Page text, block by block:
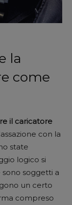
la
come
il caricatore
con la
state
logico si
soggetti a
un certo
compreso